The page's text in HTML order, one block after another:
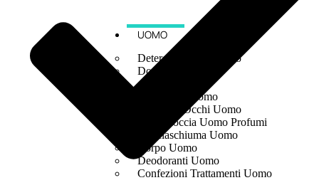
UOMO
Detergente Viso Uomo
Dopobarba Uomo
Antieta Uomo
Anticaduta Uomo
Contorno Occhi Uomo
Bagnodoccia Uomo Profumi
Docciaschiuma Uomo
Corpo Uomo
Deodoranti Uomo
Confezioni Trattamenti Uomo